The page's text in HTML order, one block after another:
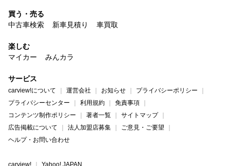
買う・売る
中古車検索
新車見積り 車買取
楽しむ
マイカー
みんカラ
サービス
carview!について 運営会社 お知らせ
プライバシーポリシー
プライバシーセンター
利用規約
免責事項
コンテンツ制作ポリシー
著者一覧
サイトマップ
広告掲載について
法人加盟店募集
ご意見・ご要望
ヘルプ・お問い合わせ